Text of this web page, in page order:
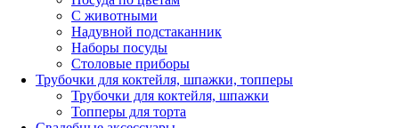
С животными
Надувной подстаканник
Наборы посуды
Столовые приборы
Трубочки для коктейля, шпажки, топперы
Трубочки для коктейля, шпажки
Топперы для торта